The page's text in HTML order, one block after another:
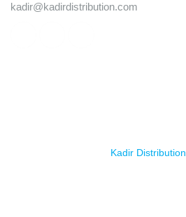
kadir@kadirdistribution.com
Kadir Distribution